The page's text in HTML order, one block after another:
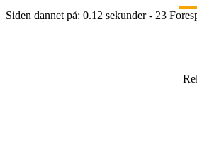
Siden dannet på: 0.12 sekunder - 23